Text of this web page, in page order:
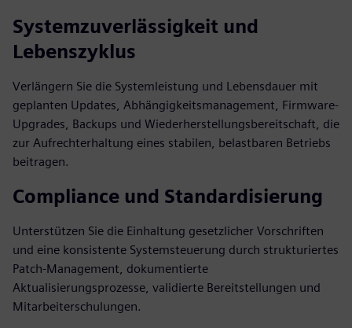
Systemzuverlässigkeit und
Lebenszyklus
Verlängern Sie die Systemleistung und Lebensdauer mit
geplanten Updates, Abhängigkeitsmanagement, Firmware-
Upgrades, Backups und Wiederherstellungsbereitschaft, die
zur Aufrechterhaltung eines stabilen, belastbaren Betriebs
beitragen.
Compliance und Standardisierung
Unterstützen Sie die Einhaltung gesetzlicher Vorschriften
und eine konsistente Systemsteuerung durch strukturiertes
Patch-Management, dokumentierte
Aktualisierungsprozesse, validierte Bereitstellungen und
Mitarbeiterschulungen.